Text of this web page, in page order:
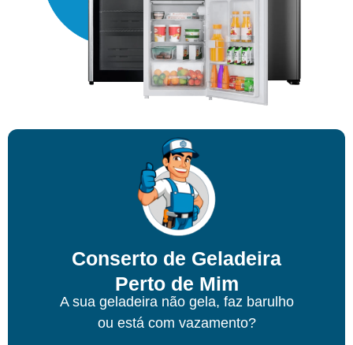
Conserto de Geladeira
Perto de Mim
A sua geladeira não gela, faz barulho
ou está com vazamento?